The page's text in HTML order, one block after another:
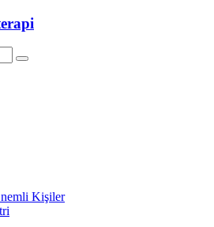
Kişiler